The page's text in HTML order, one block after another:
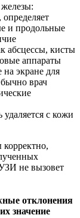
и продольные
абсцессы, кисты
аппараты
на экране для
врач
с кожи
не вызовет
отклонения
значение